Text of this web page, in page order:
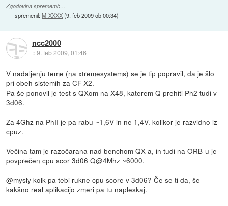
Zgodovina sprememb…
spremenil:M-XXXX(9. feb 2009 ob 00:34)
ncc2000
::9. feb 2009, 01:46
V nadaljenju teme (na xtremesystems) se je tip popravil, da je šlo
pri obeh sistemih za CF X2.
Pa še ponovil je test s QXom na X48, katerem Q prehiti Ph2 tudi v
3d06.
Za 4Ghz na PhII je pa rabu ~1,6V in ne 1,4V. kolikor je razvidno iz
cpuz.
Večina tam je razočarana nad benchom QX-a, in tudi na ORB-u je
povprečen cpu scor 3d06 Q@4Mhz ~6000.
@mysly kolk pa tebi rukne cpu score v 3d06? Če se ti da, še
kakšno real aplikacijo zmeri pa tu napleskaj.